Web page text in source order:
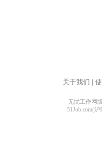
关于我们
无忧工作网
51Job.com(